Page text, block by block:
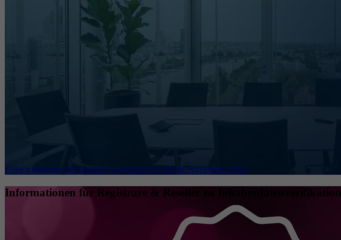
Entwicklungen im Internet Governance Umfeld November 2025
Informationen für Registrare & Reseller zu Inhaberdatenverifikation